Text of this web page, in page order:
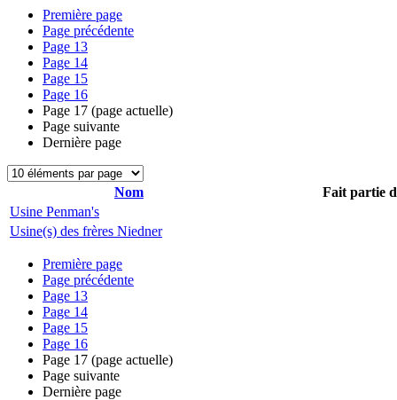
Première page
Page précédente
Page 13
Page 14
Page 15
Page 16
Page 17 (page actuelle)
Page suivante
Dernière page
Nom
Fait partie
Usine Penman's
Usine(s) des frères Niedner
Première page
Page précédente
Page 13
Page 14
Page 15
Page 16
Page 17 (page actuelle)
Page suivante
Dernière page